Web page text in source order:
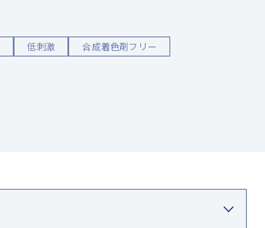
低刺激
合成着色剤フリー